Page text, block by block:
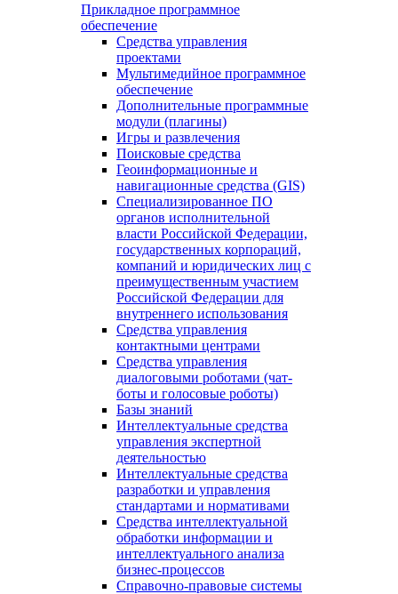
Прикладное программное
обеспечение
Средства управления
проектами
Мультимедийное программное
обеспечение
Дополнительные программные
модули (плагины)
Игры и развлечения
Поисковые средства
Геоинформационные и
навигационные средства (GIS)
Специализированное ПО
органов исполнительной
власти Российской Федерации,
государственных корпораций,
компаний и юридических лиц с
преимущественным участием
Российской Федерации для
внутреннего использования
Средства управления
контактными центрами
Средства управления
диалоговыми роботами (чат-
боты и голосовые роботы)
Базы знаний
Интеллектуальные средства
управления экспертной
деятельностью
Интеллектуальные средства
разработки и управления
стандартами и нормативами
Средства интеллектуальной
обработки информации и
интеллектуального анализа
бизнес-процессов
Справочно-правовые системы